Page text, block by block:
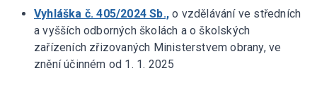
Vyhláška č. 405/2024 Sb., o vzdělávání ve středních
a vyšších odborných školách a o školských
zařízeních zřizovaných Ministerstvem obrany, ve
znění účinném od 1. 1. 2025